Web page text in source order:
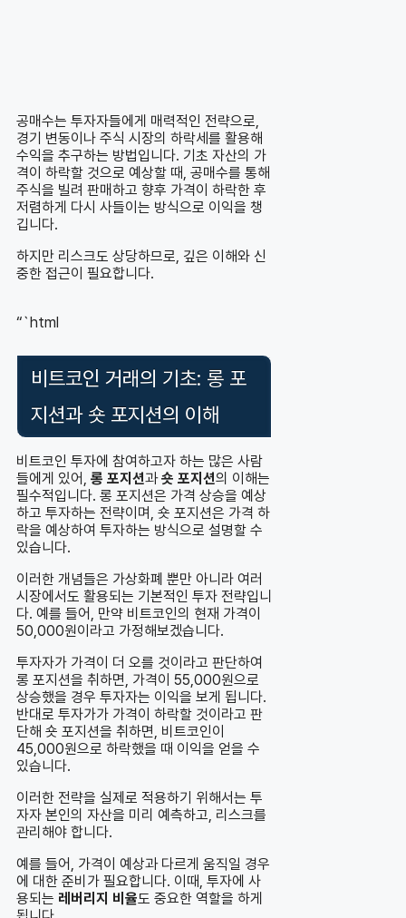
공매수는 투자자들에게 매력적인 전략으로,
경기 변동이나 주식 시장의 하락세를 활용해
수익을 추구하는 방법입니다. 기초 자산의 가
격이 하락할 것으로 예상할 때, 공매수를 통해
주식을 빌려 판매하고 향후 가격이 하락한 후
저렴하게 다시 사들이는 방식으로 이익을 챙
깁니다.
하지만 리스크도 상당하므로, 깊은 이해와 신
중한 접근이 필요합니다.
“`html
비트코인 거래의 기초: 롱 포
지션과 숏 포지션의 이해
비트코인 투자에 참여하고자 하는 많은 사람
들에게 있어, 롱 포지션과숏 포지션의 이해는
필수적입니다. 롱 포지션은 가격 상승을 예상
하고 투자하는 전략이며, 숏 포지션은 가격 하
락을 예상하여 투자하는 방식으로 설명할 수
있습니다.
이러한 개념들은 가상화폐 뿐만 아니라 여러
시장에서도 활용되는 기본적인 투자 전략입니
다. 예를 들어, 만약 비트코인의 현재 가격이
50,000원이라고 가정해보겠습니다.
투자자가 가격이 더 오를 것이라고 판단하여
롱 포지션을 취하면, 가격이 55,000원으로
상승했을 경우 투자자는 이익을 보게 됩니다.
반대로 투자가가 가격이 하락할 것이라고 판
단해 숏 포지션을 취하면, 비트코인이
45,000원으로 하락했을 때 이익을 얻을 수
있습니다.
이러한 전략을 실제로 적용하기 위해서는 투
자자 본인의 자산을 미리 예측하고, 리스크를
관리해야 합니다.
예를 들어, 가격이 예상과 다르게 움직일 경우
에 대한 준비가 필요합니다. 이때, 투자에 사
용되는 레버리지 비율도 중요한 역할을 하게